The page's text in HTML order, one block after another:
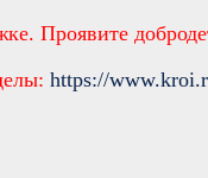
Проявите
https://